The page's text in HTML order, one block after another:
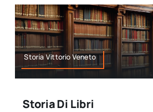
Storia Vittorio Veneto
Storia Di Libri